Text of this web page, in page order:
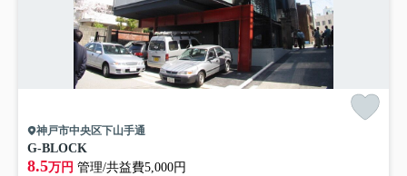
神戸市中央区下山手通
G-BLOCK
8.5万円 管理/共益費5,000円